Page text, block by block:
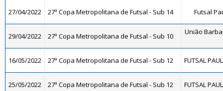
27/04/2022 27ª Copa Metropolitana de Futsal - Sub 14 Futsal
29/04/2022 27ª Copa Metropolitana de Futsal - Sub 10 União
16/05/2022 27ª Copa Metropolitana de Futsal - Sub 12 FUTSAL
25/05/2022 27ª Copa Metropolitana de Futsal - Sub 12 FUTSAL